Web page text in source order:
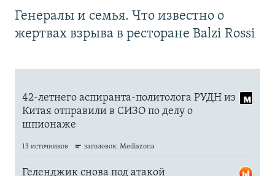
Генералы и семья. Что известно о
жертвах взрыва в ресторане Balzi Rossi